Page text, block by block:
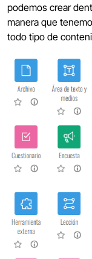
podemos crear
manera que
todo tipo de